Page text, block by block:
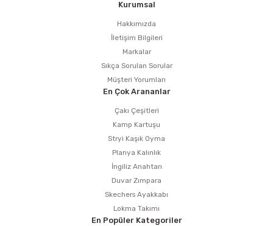
Kurumsal
Hakkımızda
İletişim Bilgileri
Markalar
Sıkça Sorulan Sorular
Müşteri Yorumları
En Çok Arananlar
Çakı Çeşitleri
Kamp Kartuşu
Stryi Kaşık Oyma
Planya Kalınlık
İngiliz Anahtarı
Duvar Zımpara
Skechers Ayakkabı
Lokma Takımı
En Popüler Kategoriler